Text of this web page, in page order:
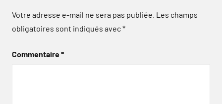
Votre adresse e-mail ne sera pas publiée. Les champs
obligatoires sont indiqués avec*
Commentaire*